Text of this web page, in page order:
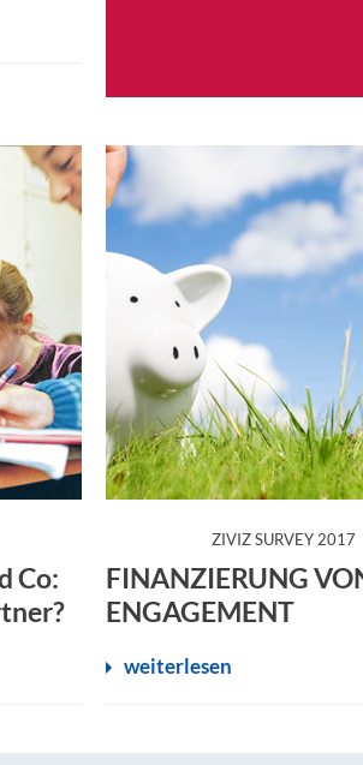
Co:
ZIVIZ SURVEY 2017:
FINANZIERUNG
ENGAGEMENT
weiterlesen